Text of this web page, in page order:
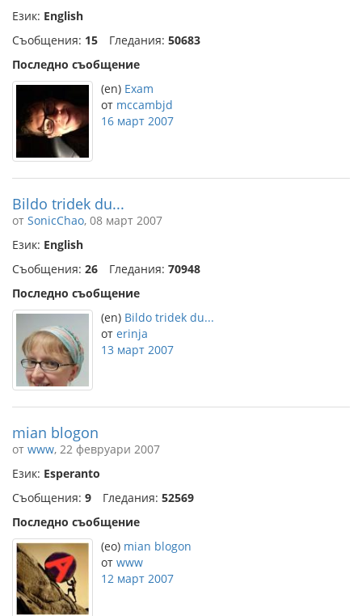
Език: English
Съобщения: 15 Гледания: 50683
Последно съобщение
(en) Exam
от mccambjd
16 март 2007
Bildo tridek du...
от SonicChao, 08 март 2007
Език: English
Съобщения: 26 Гледания: 70948
Последно съобщение
(en) Bildo tridek du...
от erinja
13 март 2007
mian blogon
от www, 22 февруари 2007
Език: Esperanto
Съобщения: 9 Гледания: 52569
Последно съобщение
(eo) mian blogon
от www
12 март 2007